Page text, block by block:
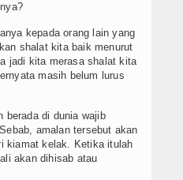
kepada orang lain yang
shalat kita baik menurut
jadi kita merasa shalat kita
masih belum lurus
berada di dunia wajib
amalan tersebut akan
kiamat kelak. Ketika itulah
akan dihisab atau